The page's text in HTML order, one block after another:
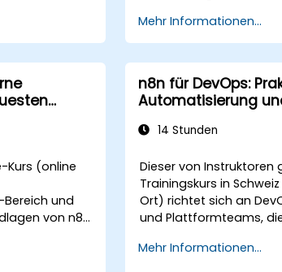
für
anwenden,
Spezialisierte
Assistenten für
Anwendungsfälle
Fortschrittliche
verarbeitungen mit
durchzuführen.
Mehr Informationen...
Kurs (online
und
von n8n
nutzen
n8n für DevOps:
Automatisierung
14 Stunden
Dieser von Instruktoren
Trainingskurs in
Ort) richtet sich an
und Plattformteams,
Verbindungsskripte
Mehr Informationen...